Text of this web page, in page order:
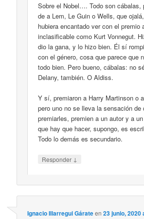
Sobre el Nobel…. Todo son cábalas,
de a Lem, Le Guin o Wells, que
hubiera encantado ver con el premio
inclasificable como Kurt Vonnegut.
dio la gana, y lo hizo bien. Él sí
con el género, cosa que parece que
todo bien. Pero bueno, cábalas: no
Delany, también. O Aldiss.
Y sí, premiaron a Harry Martinson o
pero uno no se lleva la sensación de
premiarles, premien a un autor y a
que hay que hacer, supongo, es
Todo lo demás es secundario.
Responder ↓
Ignacio Illarregui Gárateen23 junio, 2020